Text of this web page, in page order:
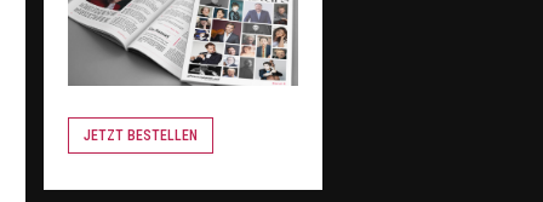
JETZT BESTELLEN